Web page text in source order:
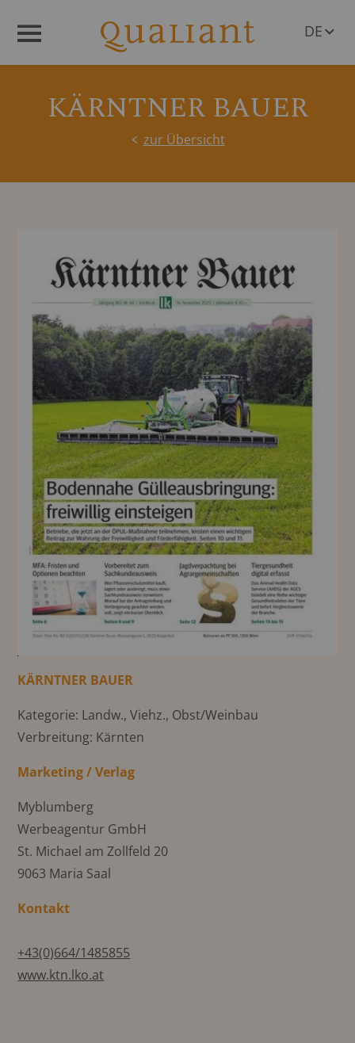
DE
KÄRNTNER BAUER
zur Übersicht
KÄRNTNER BAUER
Kategorie: Landw., Viehz., Obst/Weinbau
Verbreitung: Kärnten
Marketing / Verlag
Myblumberg
Werbeagentur GmbH
St. Michael am Zollfeld 20
9063 Maria Saal
Kontakt
+43(0)664/1485855
www.ktn.lko.at